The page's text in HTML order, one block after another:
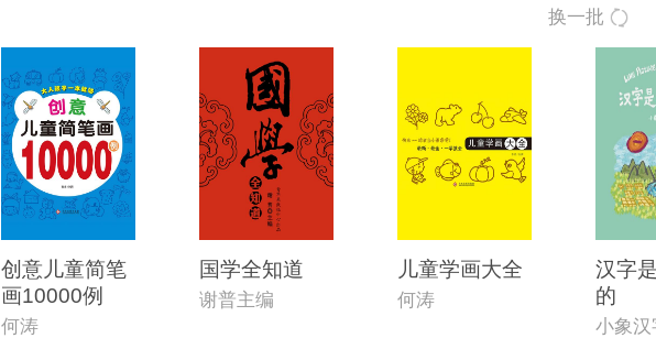
换一批
创意儿童简笔
画10000例
何涛
国学全知道
谢普主编
儿童学画大全
何涛
汉字
的
小象汉